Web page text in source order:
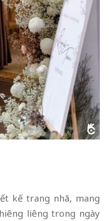
kế trang nhã, mang
liêng trong ngày